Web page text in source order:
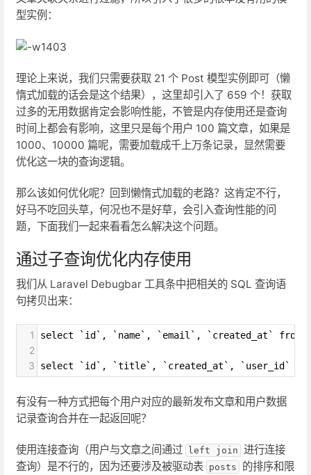
型实例：
理论上来说，我们只需要获取 21 个 Post 模型实例即可（懒
惰式加载的话会是这个结果），这里却引入了 659 个！获取
过多的无用数据肯定会影响性能，不管是内存使用还是查询
时间上都会有影响，这里只是每个用户 100 篇文章，如果是
1000、10000 篇呢，需要加载成千上万条记录，显然需要
优化这一块的查询逻辑。
那么该如何优化呢？回到懒惰式加载的老路？这肯定不行，
好马不吃回头草，何况也不是好草，会引入查询性能的问
题，下面我们一起来看看怎么解决这个问题。
通过子查询优化内存使用
我们从 Laravel Debugbar 工具条中把相关的 SQL 查询语
句拷贝出来：
1 select `id`, `name`, `email`, `created_at`
2
3
select `id`, `title`, `created_at`, `user_id` from
有没有一种方式把每个用户对应的最新发布文章和用户数据
记录查询合并在一起返回呢？
使用连接查询（用户与文章之间通过 left join 进行连接
查询）是不行的，因为还要涉及被驱动表 posts
的排序和限